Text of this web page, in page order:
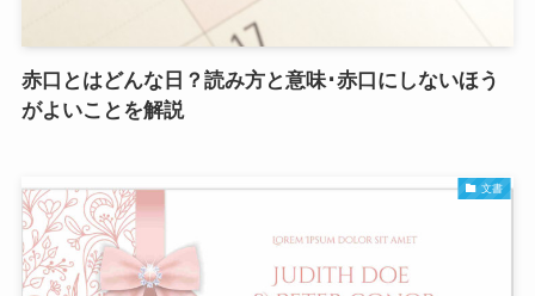
赤口とはどんな日？読み方と意味･赤口にしないほう
がよいことを解説
文書